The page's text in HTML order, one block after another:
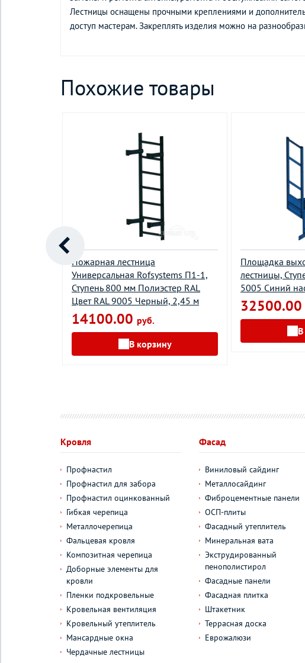
Лестницы оснащены прочными креплениями и
доступ мастерам. Закреплять изделия можно на
Похожие товары
Пожарная лестница
Универсальная Rofsystems П1-1,
Ступень 800 мм Полиэстер RAL
Цвет RAL 9005 Черный, 2,45 м
14100.00 руб.
В корзину
Площадка
лестницы,
5005 Синий
32500.00
Кровля
Профнастил
Профнастил для забора
Профнастил оцинкованный
Гибкая черепица
Металлочерепица
Фальцевая кровля
Композитная черепица
Доборные элементы для
кровли
Пленки подкровельные
Кровельная вентиляция
Кровельный утеплитель
Мансардные окна
Чердачные лестницы
Фасад
Виниловый сайдинг
Металлосайдинг
Фиброцементные панели
ОСП-плиты
Фасадный утеплитель
Минеральная вата
Экструдированный
пенополистирол
Фасадные панели
Фасадная плитка
Штакетник
Террасная доска
Еврожалюзи